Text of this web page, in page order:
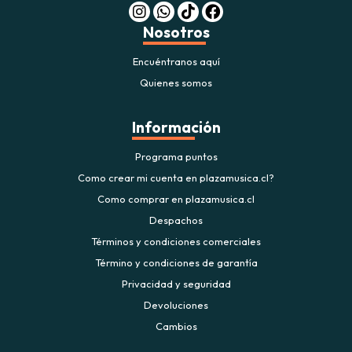
Nosotros
Encuéntranos aquí
Quienes somos
Información
Programa puntos
Como crear mi cuenta en plazamusica.cl?
Como comprar en plazamusica.cl
Despachos
Términos y condiciones comerciales
Término y condiciones de garantía
Privacidad y seguridad
Devoluciones
Cambios